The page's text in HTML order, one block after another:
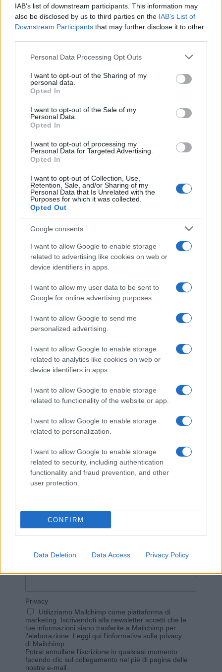
IAB’s list of downstream participants. This information may
also be disclosed by us to third parties on the IAB’s List of
Downstream Participants that may further disclose it to other
Please note that this website/app uses one or more Google
not limited to your visit or usage behaviour. You may click to
grant or deny consent to Google and its third-party tags to
use your data for below specified purposes in below Google
consent section.
Personal Data Processing Opt Outs
I want to opt-out of the Sharing of my
personal data.
Opted In
I want to opt-out of the Sale of my
Personal Data.
Opted In
I want to opt-out of processing my
Personal Data for Targeted Advertising.
Opted In
I want to opt-out of Collection, Use,
Retention, Sale, and/or Sharing of my
Personal Data that Is Unrelated with the
Purposes for which it was collected.
Opted Out
Google consents
I want to allow Google to enable storage
related to advertising like cookies on web or
device identifiers in apps.
I want to allow my user data to be sent to
Google for online advertising purposes.
I want to allow Google to send me
personalized advertising.
I want to allow Google to enable storage
related to analytics like cookies on web or
device identifiers in apps.
I want to allow Google to enable storage
related to functionality of the website or app.
I want to allow Google to enable storage
related to personalization.
I want to allow Google to enable storage
related to security, including authentication
functionality and fraud prevention, and other
user protection.
CONFIRM
Data Deletion Data Access Privacy Policy
NECROLOGIE
Paolo Pinna
Martina Agostina Diturco
I nostri cari
I nostri cari
Giovannimaria Cabras
Vuoi rimanere sempre aggiornato?
*
Privacy
Utilizziamo Mailchimp come piattaforma di
marketing. Iscrivendoti alla newsletter accetti che le
tue informazioni siano trasferite a Mailchimp per
l'elaborazione. Leggi qui l'informativa sulla privacy
di Mailchimp
Potrai annullare l'iscrizione in qualsiasi momento
facendo clic sul collegamento nel piè di pagina delle
nostre e-mail.